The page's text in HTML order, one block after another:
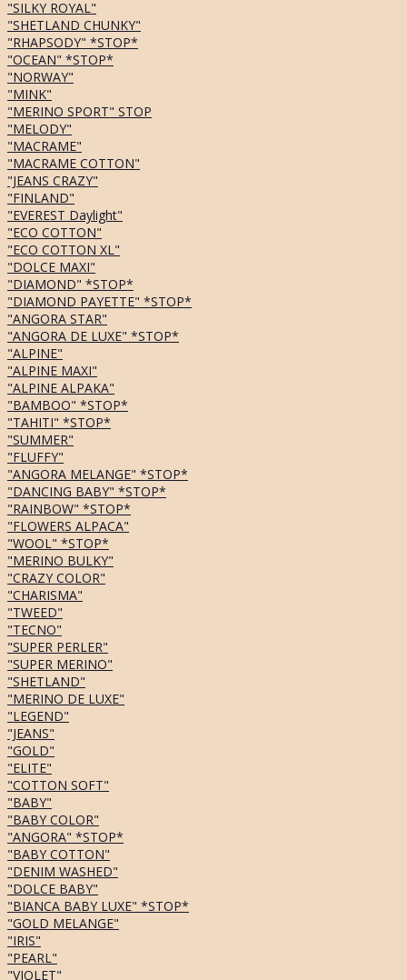
"SILKY ROYAL"
"SHETLAND CHUNKY"
"RHAPSODY" *STOP*
"OCEAN" *STOP*
"NORWAY"
"MINK"
"MERINO SPORT" STOP
"MELODY"
"MACRAME"
"MACRAME COTTON"
"JEANS CRAZY"
"FINLAND"
"EVEREST Daylight"
"ECO COTTON"
"ECO COTTON XL"
"DOLCE MAXI"
"DIAMOND" *STOP*
"DIAMOND PAYETTE" *STOP*
"ANGORA STAR"
"ANGORA DE LUXE" *STOP*
"ALPINE"
"ALPINE MAXI"
"ALPINE ALPAKA"
"BAMBOO" *STOP*
"TAHITI" *STOP*
"SUMMER"
"FLUFFY"
"ANGORA MELANGE" *STOP*
"DANCING BABY" *STOP*
"RAINBOW" *STOP*
"FLOWERS ALPACA"
"WOOL" *STOP*
"MERINO BULKY"
"CRAZY COLOR"
"CHARISMA"
"TWEED"
"TECNO"
"SUPER PERLER"
"SUPER MERINO"
"SHETLAND"
"MERINO DE LUXE"
"LEGEND"
"JEANS"
"GOLD"
"ELITE"
"COTTON SOFT"
"BABY"
"BABY COLOR"
"ANGORA" *STOP*
"BABY COTTON"
"DENIM WASHED"
"DOLCE BABY"
"BIANCA BABY LUXE" *STOP*
"GOLD MELANGE"
"IRIS"
"PEARL"
"VIOLET"